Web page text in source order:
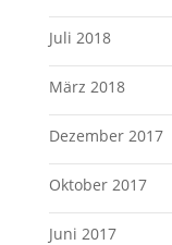
Juli 2018
März 2018
Dezember 2017
Oktober 2017
Juni 2017